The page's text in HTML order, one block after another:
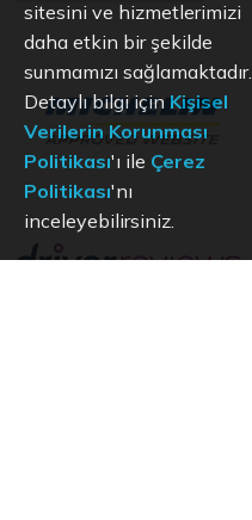
sitesini ve hizmetlerimizi
daha etkin bir şekilde
sunmamızı sağlamaktadır.
Detaylı bilgi içinKişisel
Verilerin Korunması
Politikası'ı ile Çerez
Politikası'nı
inceleyebilirsiniz.